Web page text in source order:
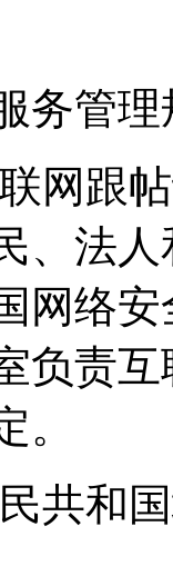
务管理
网跟
、法
网络
负责
。
共和